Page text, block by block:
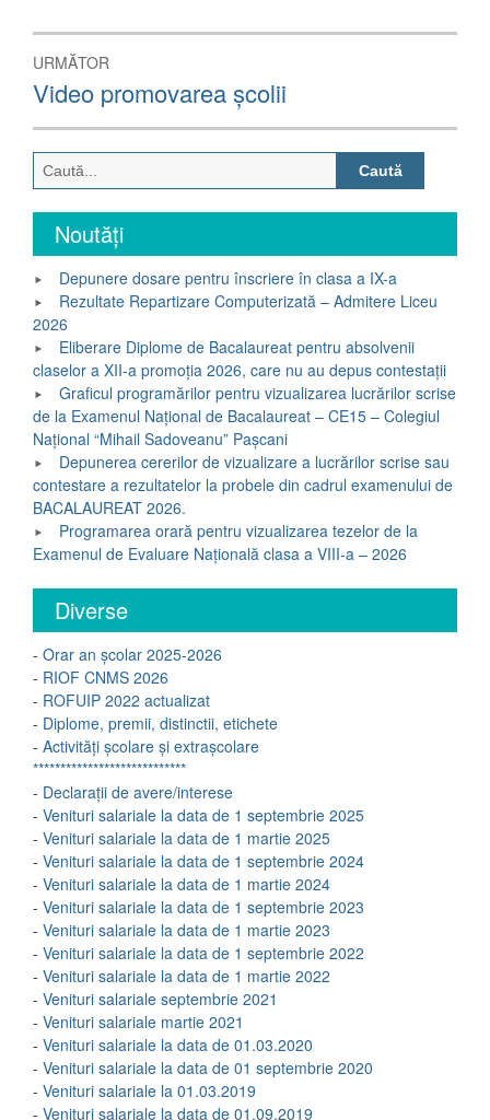
Navigare
în
articole
URMĂTOR
Articolul
următor:
Video promovarea școlii
Caută
după:
Noutăți
Depunere dosare pentru înscriere în clasa a IX-a
Rezultate Repartizare Computerizată – Admitere Liceu
2026
Eliberare Diplome de Bacalaureat pentru absolvenii
claselor a XII-a promoția 2026, care nu au depus contestații
Graficul programărilor pentru vizualizarea lucrărilor scrise
de la Examenul Național de Bacalaureat – CE15 – Colegiul
Național “Mihail Sadoveanu” Pașcani
Depunerea cererilor de vizualizare a lucrărilor scrise sau
contestare a rezultatelor la probele din cadrul examenului de
BACALAUREAT 2026.
Programarea orară pentru vizualizarea tezelor de la
Examenul de Evaluare Națională clasa a VIII-a – 2026
Diverse
- Orar an școlar 2025-2026
- RIOF CNMS 2026
- ROFUIP 2022 actualizat
- Diplome, premii, distinctii, etichete
- Activități școlare și extrașcolare
****************************
- Declarații de avere/interese
- Venituri salariale la data de 1 septembrie 2025
- Venituri salariale la data de 1 martie 2025
- Venituri salariale la data de 1 septembrie 2024
- Venituri salariale la data de 1 martie 2024
- Venituri salariale la data de 1 septembrie 2023
- Venituri salariale la data de 1 martie 2023
- Venituri salariale la data de 1 septembrie 2022
- Venituri salariale la data de 1 martie 2022
- Venituri salariale septembrie 2021
- Venituri salariale martie 2021
- Venituri salariale la data de 01.03.2020
- Venituri salariale la data de 01 septembrie 2020
- Venituri salariale la 01.03.2019
- Venituri salariale la data de 01.09.2019